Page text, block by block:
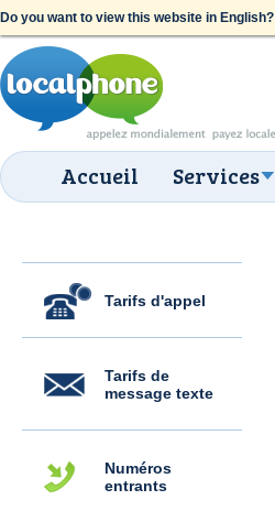
Do you want to view this website in English?
Accueil Services
Tarifs d'appel
Tarifs de
message texte
Numéros
entrants